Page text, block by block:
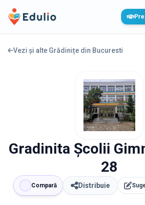
Edulio
Vezi și alte Grădinițe din Bucuresti
Gradinita Școlii
28
Compară Distribuie